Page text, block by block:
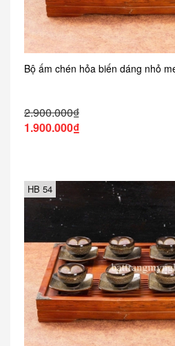
Bộ ấm chén hỏa biến dáng nhỏ
2.900.000₫
1.900.000₫
HB 54